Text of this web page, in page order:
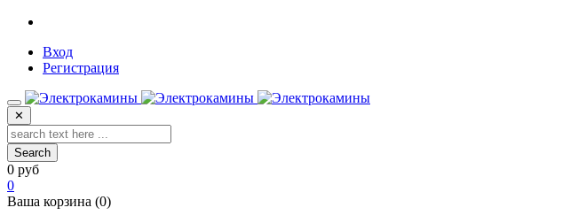
Вход
Регистрация
✕
Search
0 руб
0
Ваша корзина (0)